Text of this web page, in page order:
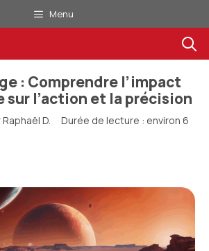
Menu
: Comprendre l’impact
l’action et la précision
Raphaël D. · Durée de lecture : environ 6